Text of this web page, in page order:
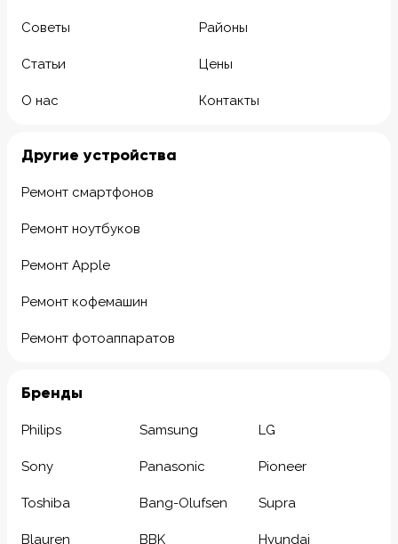
Советы Районы
Статьи Цены
О нас Контакты
Другие устройства
Ремонт смартфонов
Ремонт ноутбуков
Ремонт Apple
Ремонт кофемашин
Ремонт фотоаппаратов
Бренды
Philips Samsung LG
Sony Panasonic Pioneer
Toshiba Bang-Olufsen Supra
Blauren BBK Hyundai